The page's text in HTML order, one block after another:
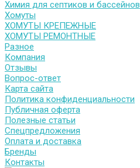
Химия для септиков и бассейнов
Хомуты
ХОМУТЫ КРЕПЕЖНЫЕ
ХОМУТЫ РЕМОНТНЫЕ
Разное
Компания
Отзывы
Вопрос-ответ
Карта сайта
Политика конфиденциальности
Публичная оферта
Полезные статьи
Спецпредложения
Оплата и доставка
Бренды
Контакты